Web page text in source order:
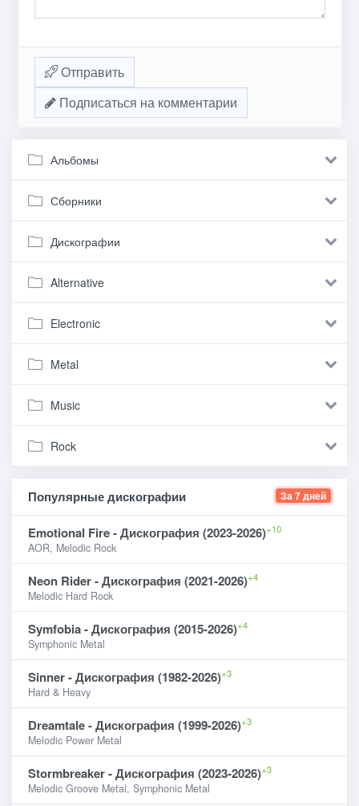
Отправить
Подписаться на комментарии
Альбомы
Сборники
Дискографии
Alternative
Electronic
Metal
Music
Rock
Популярные дискографии За 7 дней
Emotional Fire - Дискография (2023-2026)+10
AOR, Melodic Rock
Neon Rider - Дискография (2021-2026)+4
Melodic Hard Rock
Symfobia - Дискография (2015-2026)+4
Symphonic Metal
Sinner - Дискография (1982-2026)+3
Hard & Heavy
Dreamtale - Дискография (1999-2026)+3
Melodic Power Metal
Stormbreaker - Дискография (2023-2026)+3
Melodic Groove Metal, Symphonic Metal